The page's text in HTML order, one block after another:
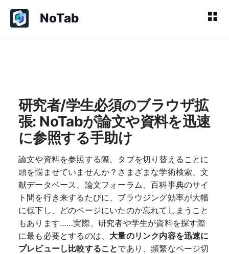
NoTab
研究者/学生必須のブラウザ拡
張: NoTabが論文や資料を迅速
に参照する手助け
論文や資料を参照する際、タブを切り替えることに
頭を悩ませていませんか？さまざまな学術検索、文
献データベース、論文フォーラム、百科事典のサイ
ト間を行き来するたびに、ブラウジング効率が大幅
に低下し、どのページにいたのか忘れてしまうこと
もあります……実際、研究者や学生が資料を探す際
に最も必要とするのは、 大量のリンク内容を迅速に
プレビューし比較することであり、頻繁なページ切